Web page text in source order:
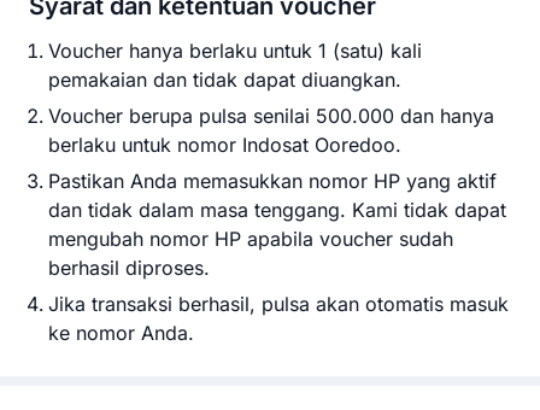
Syarat dan ketentuan voucher
Voucher hanya berlaku untuk 1 (satu) kali
pemakaian dan tidak dapat diuangkan.
Voucher berupa pulsa senilai 500.000 dan hanya
berlaku untuk nomor Indosat Ooredoo.
Pastikan Anda memasukkan nomor HP yang aktif
dan tidak dalam masa tenggang. Kami tidak dapat
mengubah nomor HP apabila voucher sudah
berhasil diproses.
Jika transaksi berhasil, pulsa akan otomatis masuk
ke nomor Anda.